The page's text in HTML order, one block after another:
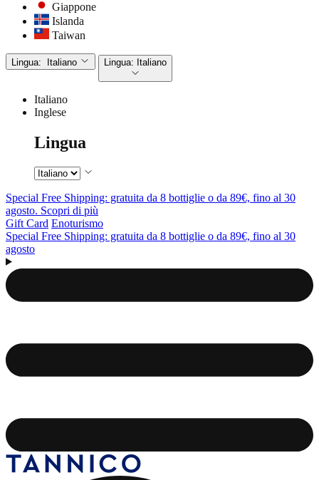
Giappone
Islanda
Taiwan
Lingua: Italiano Lingua: Italiano
Italiano
Inglese
Lingua
Special Free Shipping: gratuita da 8 bottiglie o da 89€, fino al 30
agosto. Scopri di più
Gift Card Enoturismo
Special Free Shipping: gratuita da 8 bottiglie o da 89€, fino al 30
agosto